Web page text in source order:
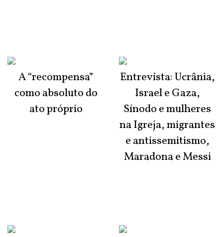
A “recompensa”
como absoluto do
ato próprio
Entrevista: Ucrânia,
Israel e Gaza,
Sínodo e mulheres
na Igreja, migrantes
e antissemitismo,
Maradona e Messi